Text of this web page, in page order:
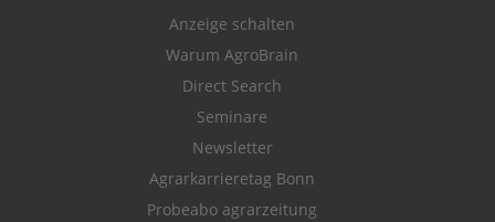
Anzeige schalten
Warum AgroBrain
Direct Search
Seminare
Newsletter
Agrarkarrieretag Bonn
Probeabo agrarzeitung